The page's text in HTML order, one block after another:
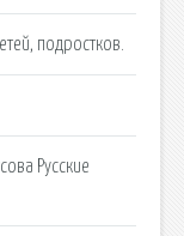
подростков.
Русские